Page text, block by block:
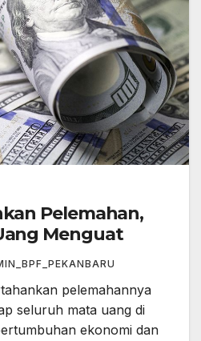
Pelemahan,
Menguat
pelemahannya
seluruh mata uang di
ekonomi dan